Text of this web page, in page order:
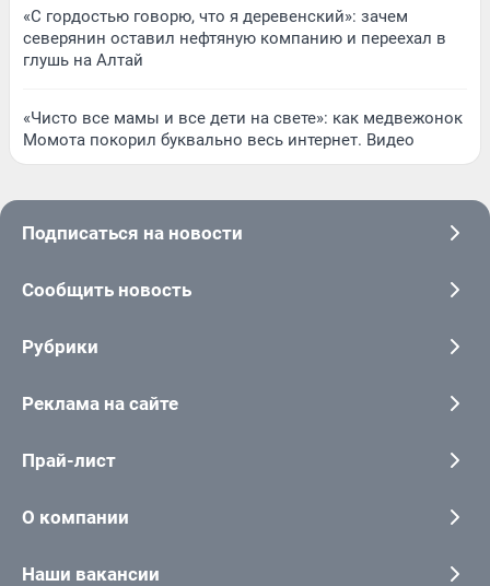
«С гордостью говорю, что я деревенский»: зачем
северянин оставил нефтяную компанию и переехал в
глушь на Алтай
«Чисто все мамы и все дети на свете»: как медвежонок
Момота покорил буквально весь интернет. Видео
Подписаться на новости
Сообщить новость
Рубрики
Реклама на сайте
Прай-лист
О компании
Наши вакансии